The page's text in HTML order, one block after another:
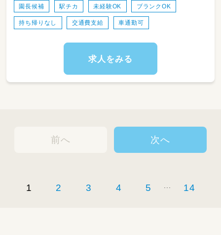
ェック、おむつ替え、季節やイベントの制作、保
護者対応等
・職員の管理・教育
入職されて1年後に園長先生になることを見据
えてお仕事をお願いいたします◎
園長候補 駅チカ 未経験OK ブランクOK
持ち帰りなし 交通費支給 車通勤可
求人をみる
前へ
1 2 3 4 5 ... 14
次へ